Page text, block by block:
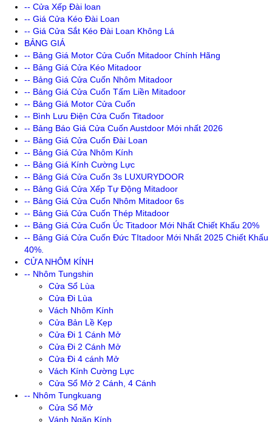
-- Cửa Xếp Đài loan
-- Giá Cửa Kéo Đài Loan
-- Giá Cửa Sắt Kéo Đài Loan Không Lá
BẢNG GIÁ
-- Bảng Giá Motor Cửa Cuốn Mitadoor Chính Hãng
-- Bảng Giá Cửa Kéo Mitadoor
-- Bảng Giá Cửa Cuốn Nhôm Mitadoor
-- Bảng Giá Cửa Cuốn Tấm Liền Mitadoor
-- Bảng Giá Motor Cửa Cuốn
-- Bình Lưu Điện Cửa Cuốn Titadoor
-- Bảng Báo Giá Cửa Cuốn Austdoor Mới nhất 2026
-- Bảng Giá Cửa Cuốn Đài Loan
-- Bảng Giá Cửa Nhôm Kính
-- Bảng Giá Kính Cường Lực
-- Bảng Giá Cửa Cuốn 3s LUXURYDOOR
-- Bảng Giá Cửa Xếp Tự Động Mitadoor
-- Bảng Giá Cửa Cuốn Nhôm Mitadoor 6s
-- Bảng Giá Cửa Cuốn Thép Mitadoor
-- Bảng Giá Cửa Cuốn Úc Titadoor Mới Nhất Chiết Khấu 20%
-- Bảng Giá Cửa Cuốn Đức TItadoor Mới Nhất 2025 Chiết Khấu
40%.
CỬA NHÔM KÍNH
-- Nhôm Tungshin
Cửa Sổ Lùa
Cửa Đi Lùa
Vách Nhôm Kính
Cửa Bản Lề Kẹp
Cửa Đi 1 Cánh Mở
Cửa Đi 2 Cánh Mở
Cửa Đi 4 cánh Mở
Vách Kính Cường Lực
Cửa Sổ Mở 2 Cánh, 4 Cánh
-- Nhôm Tungkuang
Cửa Sổ Mở
Vánh Ngăn Kính